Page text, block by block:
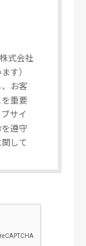
式会社
す）
お客
重要
サイ
遵守
して
わせ
は対応